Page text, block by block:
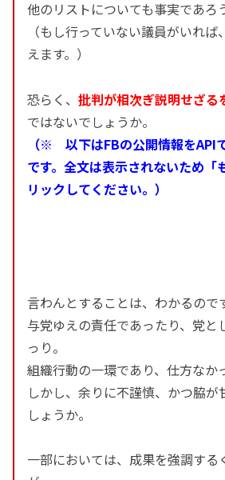
他のリストについても事実であろ
（もし行っていない議員がいれ
えます。）
恐らく、 批判が相次ぎ説明せざる
ではないでしょうか。
（※ 以下はFBの公開情報をAPI
です。全文は表示されないため「
リックしてください。）
言わんとすることは、わかるので
与党ゆえの責任であったり、党と
っり。
組織行動の一環であり、仕方なか
しかし、余りに不謹慎、かつ脇が
しょうか。
一部においては、成果を強調する